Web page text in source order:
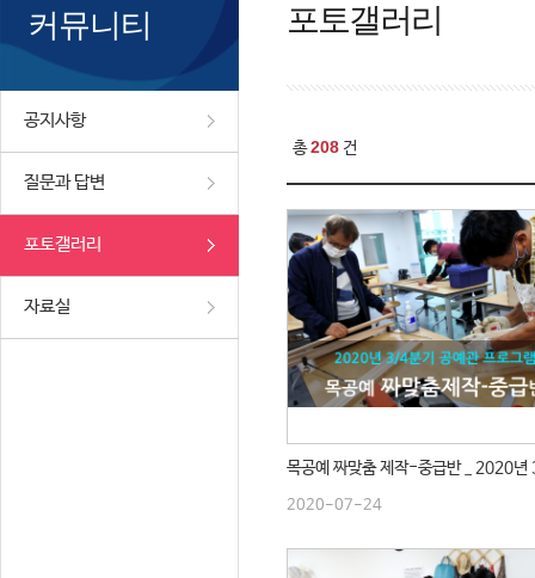
커뮤니티
공지사항
질문과 답변
포토갤러리
자료실
포토갤러리
총208 건
2020-07-24